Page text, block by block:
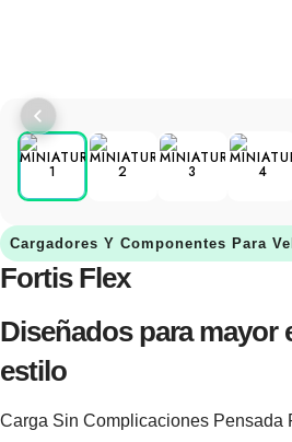
Cargadores Y Componentes Para
Fortis Flex
Diseñados para mayor
estilo
Carga Sin Complicaciones Pensada